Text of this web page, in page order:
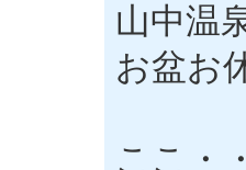
山中温
お盆お
ここ・